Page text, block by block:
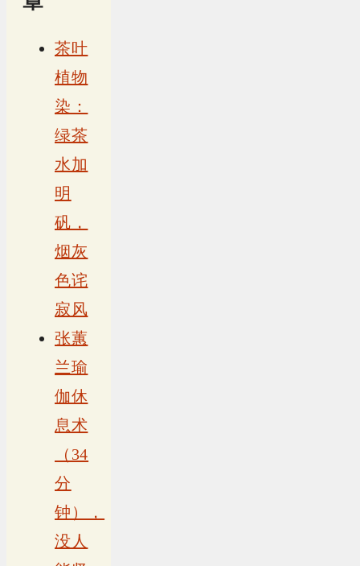
茶叶
植物
染：
绿茶
水加
明
矾，
烟灰
色诧
寂风
张蕙
兰瑜
伽休
息术
（34
分
钟），
没人